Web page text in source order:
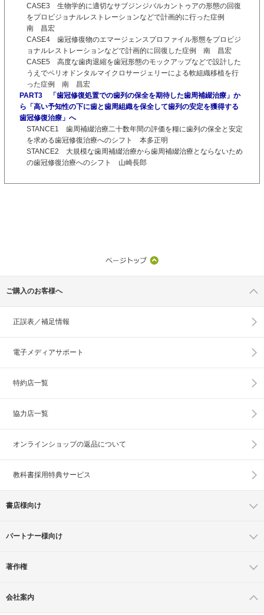
CASE3 生物学的に適切なサブジンジバルカントゥアの形態の回復
をプロビジョナルレストレーションなどで計画的に行った症例
南 昌宏
CASE4 歯冠修復物のエマージェンスプロファイル形態をプロビジ
ョナルレストレーションなどで計画的に回復した症例 南 昌宏
CASE5 高度な歯肉退縮を歯冠形態のモックアップなどで設計した
うえでペリオドンタルマイクロサージェリーによる軟組織移植を行
った症例 南 昌宏
PART3 「歯冠修復処置での歯列の保全を期待した歯周補綴治療」か
ら「高い予知性の下に歯と歯周組織を保全して歯列の安定を獲得する
歯冠修復治療」へ
STANCE1 歯周補綴治療二十数年間の評価を糧に歯列の保全と安定
を求める歯冠修復治療へのシフト 本多正明
STANCE2 大規模な歯周補綴治療から歯周補綴治療とならないため
の歯冠修復治療へのシフト 山崎長郎
ご購入のお客様へ
正誤表／補足情報
電子メディアサポート
特約店一覧
協力店一覧
オンラインショップの返品について
教科書採用特典サービス
書店様向け
パートナー様向け
著作権
会社案内